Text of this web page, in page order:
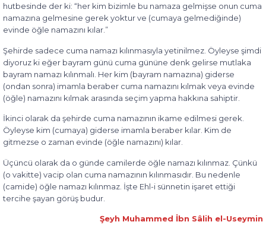
hutbesinde der ki: “her kim bizimle bu namaza gelmişse onun cuma
namazına gelmesine gerek yoktur ve (cumaya gelmediğinde)
evinde öğle namazını kılar.”
Şehirde sadece cuma namazı kılınmasıyla yetinilmez. Öyleyse şimdi
diyoruz ki eğer bayram günü cuma gününe denk gelirse mutlaka
bayram namazı kılınmalı. Her kim (bayram namazına) giderse
(ondan sonra) imamla beraber cuma namazını kılmak veya evinde
(öğle) namazını kılmak arasında seçim yapma hakkına sahiptir.
İkinci olarak da şehirde cuma namazının ikame edilmesi gerek.
Öyleyse kim (cumaya) giderse imamla beraber kılar. Kim de
gitmezse o zaman evinde (öğle namazını) kılar.
Üçüncü olarak da o günde camilerde öğle namazı kılınmaz. Çünkü
(o vakitte) vacip olan cuma namazının kılınmasıdır. Bu nedenle
(camide) öğle namazı kılınmaz. İşte Ehl-i sünnetin işaret ettiği
tercihe şayan görüş budur.
Şeyh Muhammed İbn Sâlih el-Useymin